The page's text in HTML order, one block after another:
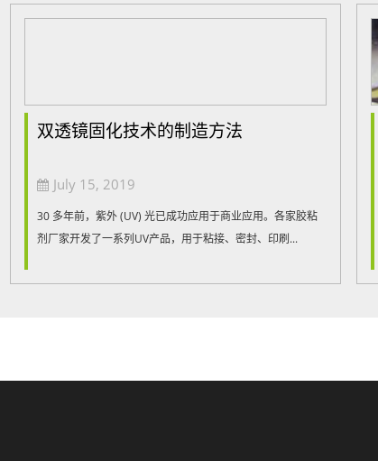
双透镜固化技术的制造方法
July 15, 2019
30 多年前，紫外 (UV) 光已成功应用于商业应用。各家胶粘
剂厂家开发了一系列UV产品，用于粘接、密封、印刷...